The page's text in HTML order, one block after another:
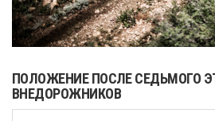
ПОЛОЖЕНИЕ ПОСЛЕ СЕДЬМОГО
ВНЕДОРОЖНИКОВ